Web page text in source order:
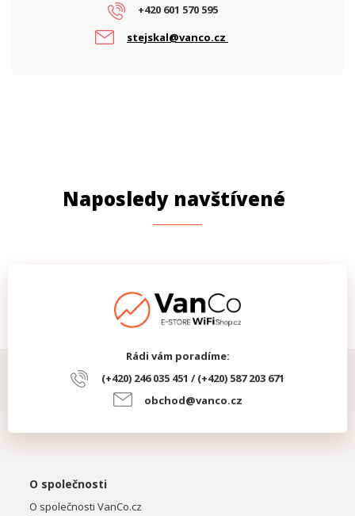
+420 601 570 595
stejskal@vanco.cz
Naposledy navštívené
Rádi vám poradíme:
(+420) 246 035 451 / (+420) 587 203 671
obchod@vanco.cz
O společnosti
O společnosti VanCo.cz